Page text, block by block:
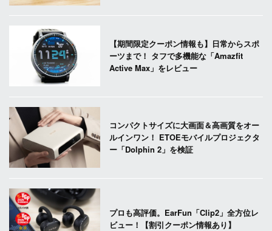
【期間限定クーポン情報も】日常からスポ
ーツまで！ タフで多機能な「Amazfit
Active Max」をレビュー
コンパクトサイズに大画面＆高画質をオー
ルインワン！ ETOEモバイルプロジェクタ
ー「Dolphin 2」を検証
プロも高評価。EarFun「Clip2」全方位レ
ビュー！【割引クーポン情報あり】